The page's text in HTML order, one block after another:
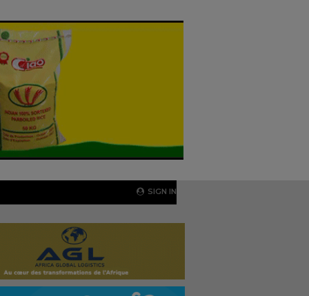
SIGN IN